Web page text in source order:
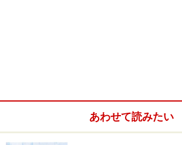
あわせて読みたい